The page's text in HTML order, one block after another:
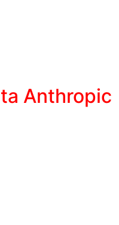
Anthropic